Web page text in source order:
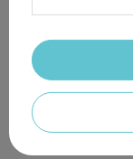
GWARANCJA
OPINIE